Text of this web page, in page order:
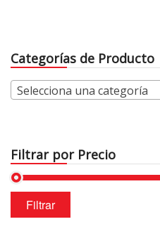
Categorías de Producto
Selecciona una categoría
Filtrar por Precio
Precio
mínimo
Precio
máximo
Filtrar